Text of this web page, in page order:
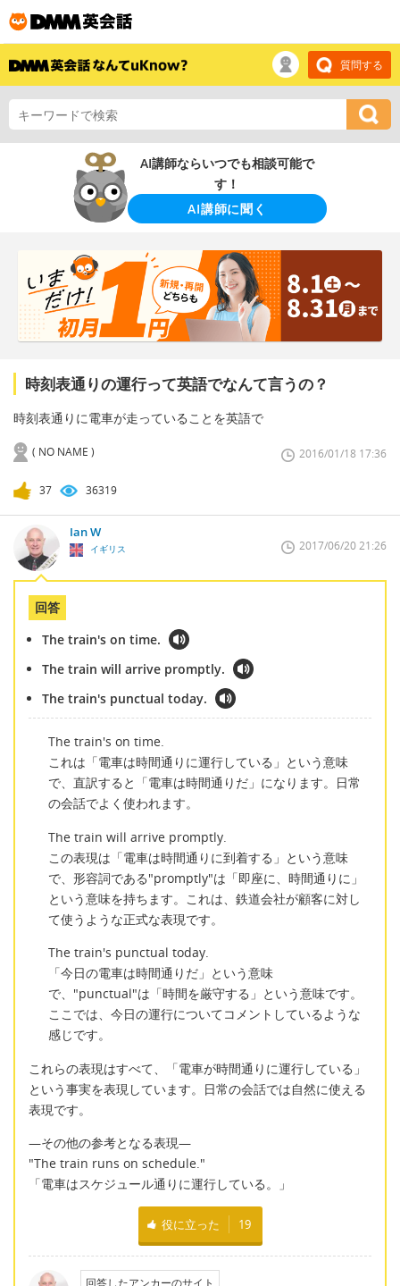
質問する
AI講師ならいつでも相談可能で
す！
AI講師に聞く
時刻表通りの運行って英語でなんて言うの？
時刻表通りに電車が走っていることを英語で
( NO NAME ) 2016/01/18 17:36
37 36319
Ian W
イギリス 2017/06/20 21:26
回答
The train's on time.
The train will arrive promptly.
The train's punctual today.
The train's on time.
これは「電車は時間通りに運行している」という意味
で、直訳すると「電車は時間通りだ」になります。日常
の会話でよく使われます。
The train will arrive promptly.
この表現は「電車は時間通りに到着する」という意味
で、形容詞である"promptly"は「即座に、時間通りに」
という意味を持ちます。これは、鉄道会社が顧客に対し
て使うような正式な表現です。
The train's punctual today.
「今日の電車は時間通りだ」という意味
で、"punctual"は「時間を厳守する」という意味です。
ここでは、今日の運行についてコメントしているような
感じです。
これらの表現はすべて、「電車が時間通りに運行している」
という事実を表現しています。日常の会話では自然に使える
表現です。
―その他の参考となる表現―
"The train runs on schedule."
「電車はスケジュール通りに運行している。」
役に立った 19
回答したアンカーのサイト